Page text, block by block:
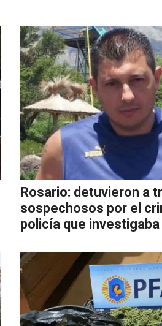
Rosario: detuvieron a
sospechosos por el
policía que